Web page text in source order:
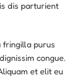
dis parturient
fringilla purus
congue.
et elit eu